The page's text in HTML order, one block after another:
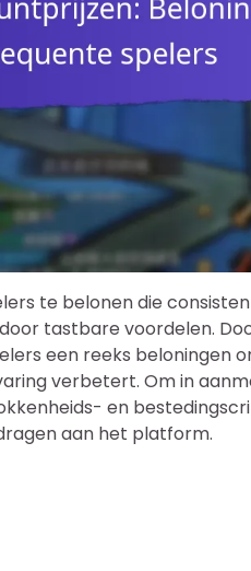
te belonen die
tastbare voordelen.
een reeks beloningen
verbetert. Om in
en
aan het platform.